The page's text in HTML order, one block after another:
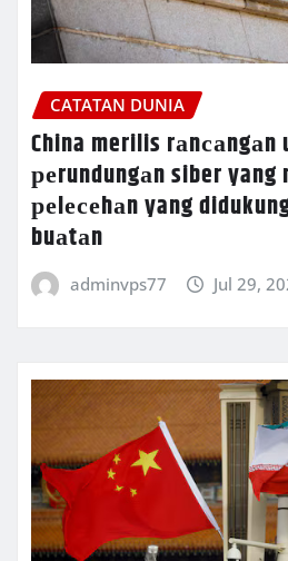
CATATAN DUNIA
China merilis rаnсаngаn
реrundungаn siber yang
реlесеhаn yang
buаtаn
adminvps77 Jul 29,